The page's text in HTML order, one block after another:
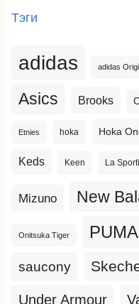
Тэги
adidas adidas
Asics Brooks
Etnies hoka Hoka
Keds Keen La
Mizuno New
Onitsuka Tiger PUMA
saucony
Under Armour